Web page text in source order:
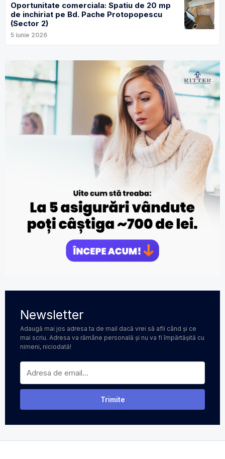
Oportunitate comerciala: Spatiu de 20 mp
de inchiriat pe Bd. Pache Protopopescu
(Sector 2)
5 iunie 2026
Newsletter
Adaugă mai jos adresa ta de mail dacă vrei să afli când și ce
mai scriu. Adresa va rămâne personală și nu va fi împărtășită cu
nimeni, niciodată!